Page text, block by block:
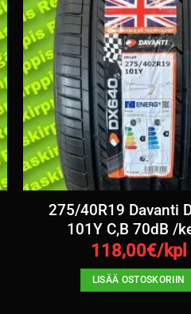
275/40R19 Davanti
101Y C,B 70dB /
118,00€/kpl
LISÄÄ OSTOSKORIIN